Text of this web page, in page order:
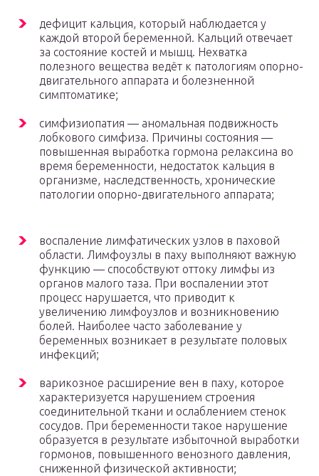
дефицит кальция, который наблюдается у
каждой второй беременной. Кальций отвечает
за состояние костей и мышц. Нехватка
полезного вещества ведёт к патологиям опорно-
двигательного аппарата и болезненной
симптоматике;
симфизиопатия — аномальная подвижность
лобкового симфиза. Причины состояния —
повышенная выработка гормона релаксина во
время беременности, недостаток кальция в
организме, наследственность, хронические
патологии опорно-двигательного аппарата;
воспаление лимфатических узлов в паховой
области. Лимфоузлы в паху выполняют важную
функцию — способствуют оттоку лимфы из
органов малого таза. При воспалении этот
процесс нарушается, что приводит к
увеличению лимфоузлов и возникновению
болей. Наиболее часто заболевание у
беременных возникает в результате половых
инфекций;
варикозное расширение вен в паху, которое
характеризуется нарушением строения
соединительной ткани и ослаблением стенок
сосудов. При беременности такое нарушение
образуется в результате избыточной выработки
гормонов, повышенного венозного давления,
сниженной физической активности;